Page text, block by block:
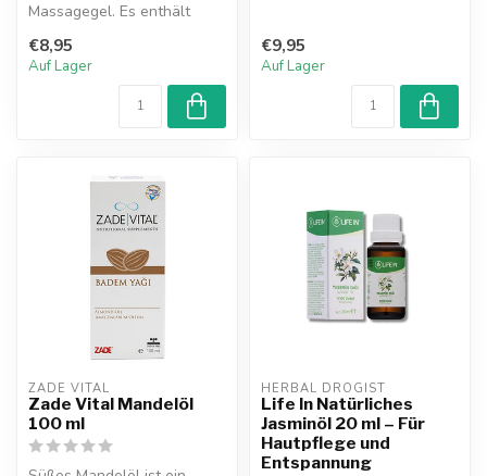
Massagegel. Es enthält
Glucosamin,Chondr...
€8,95
Auf Lager
€9,95
Auf Lager
ZADE VITAL
Zade Vital Mandelöl
100 ml
HERBAL DROGIST
Life In Natürliches
Jasminöl 20 ml – Für
Hautpflege und
Entspannung